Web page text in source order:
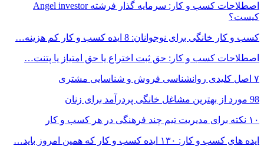
اصطلاحات کسب و کار: سرمایه گذار فرشته Angel investor
کیست؟
کسب و کار خانگی برای نوجوانان: 8 ایده کسب و کار کم هزینه…
اصطلاحات کسب و کار: حق ثبت اختراع یا حق امتیاز یا پتنت…
۷ اصل کلیدی روانشناسی فروش و شناسایی مشتری
98 مورد از بهترین مشاغل خانگی پردرآمد برای زنان
۱۰ نکته برای مدیریت تیم چند فرهنگی در هر کسب و کار
ایده های کسب و کار: ۱۳۰ ایده کسب و کار که همین امروز باید…